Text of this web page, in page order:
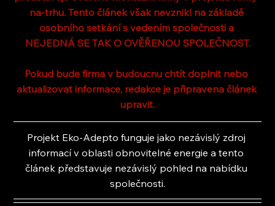
na-trhu. Tento článek však nevznikl na základě
osobního setkání s vedením společnosti a
NEJEDNÁ SE TAK O OVĚŘENOU SPOLEČNOST.
Pokud bude firma v budoucnu chtít doplnit nebo
aktualizovat informace, redakce je připravena článek
upravit.
Projekt Eko-Adepto funguje jako nezávislý zdroj
informací v oblasti obnovitelné energie a tento
článek představuje nezávislý pohled na nabídku
společnosti.